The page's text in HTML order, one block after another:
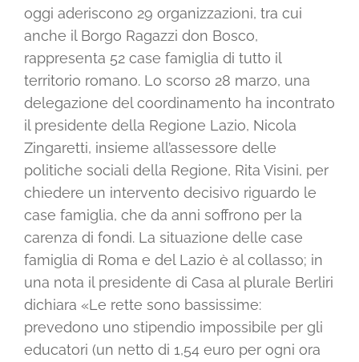
oggi aderiscono 29 organizzazioni, tra cui
anche il Borgo Ragazzi don Bosco,
rappresenta 52 case famiglia di tutto il
territorio romano. Lo scorso 28 marzo, una
delegazione del coordinamento ha incontrato
il presidente della Regione Lazio, Nicola
Zingaretti, insieme all’assessore delle
politiche sociali della Regione, Rita Visini, per
chiedere un intervento decisivo riguardo le
case famiglia, che da anni soffrono per la
carenza di fondi. La situazione delle case
famiglia di Roma e del Lazio è al collasso; in
una nota il presidente di Casa al plurale Berliri
dichiara «Le rette sono bassissime:
prevedono uno stipendio impossibile per gli
educatori (un netto di 1,54 euro per ogni ora